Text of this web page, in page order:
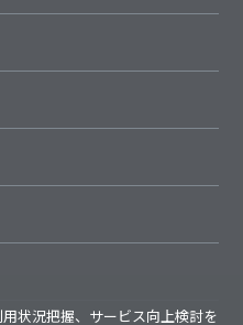
状況把握、サービス向上検討を